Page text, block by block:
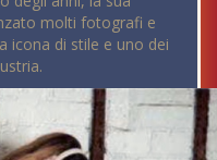
molti fotografi e
icona di stile e uno dei